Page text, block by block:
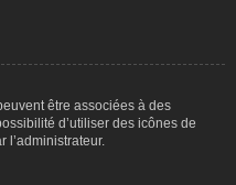
être associées à des
d’utiliser des icônes de
l’administrateur.